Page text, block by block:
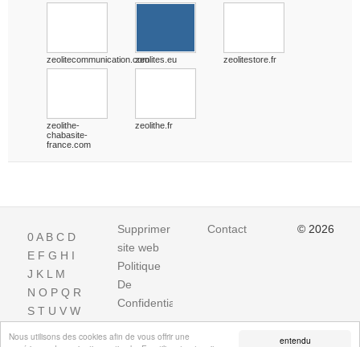
entendu
Nous utilisons des cookies afin de vous offrir une
zeolitecommunication.comzeolites.eu zeolitestore.fr
zeolithe-
chabasite-
france.com
zeolithe.fr
0A B C D
E F G H I
J K L M
N O P Q R
S T U V W
Supprimer
site web
Politique
De
Confidentialite
Contact © 2026